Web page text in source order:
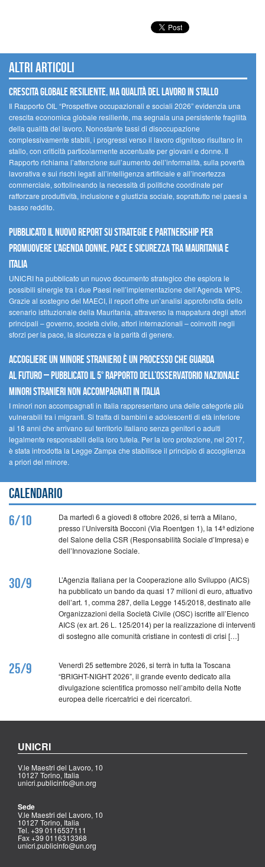
Altri articoli
Crescita globale resiliente, ma qualità del lavoro in stallo
Il Rapporto OIL “Prospettive occupazionali e sociali 2026” evidenzia una
crescita economica globale resiliente, ma segnala una persistente fragilità
della qualità del lavoro. Nonostante tassi di disoccupazione
complessivamente stabili, i progressi verso il lavoro dignitoso risultano in
stallo, con criticità particolarmente accentuate per giovani e donne. Il
Rapporto richiama l’attenzione sull’aumento dell’informalità, sulla povertà
lavorativa e sui rischi legati all’intelligenza artificiale e all’incertezza
commerciale, sottolineando la necessità di politiche coordinate per
rafforzare produttività, inclusione e giustizia sociale, soprattutto nei paesi a
basso reddito.
Pubblicato il nuovo report su strategie e partnership per
promuovere l’Agenda Donne, Pace e Sicurezza tra Mauritania e
Italia
UNICRI ha pubblicato un nuovo documento strategico che esplora le
possibili sinergie tra i due Paesi nell’implementazione dell’Agenda WPS.
Grazie al sostegno del MAECI, il report offre un’analisi approfondita dello
scenario istituzionale della Mauritania, attraverso la mappatura degli attori
principali – governo, società civile, attori internazionali – coinvolti negli
sforzi per la pace, la sicurezza e la parità di genere.
Accogliere un minore straniero è un processo che guarda
al futuro – Pubblicato il 5° rapporto dell’Osservatorio Nazionale
Minori Stranieri Non Accompagnati in Italia
I minori non accompagnati in Italia rappresentano una delle categorie più
vulnerabili tra i migranti. Si tratta di bambini e adolescenti di età inferiore
ai 18 anni che arrivano sul territorio italiano senza genitori o adulti
legalmente responsabili della loro tutela. Per la loro protezione, nel 2017,
è stata introdotta la Legge Zampa che stabilisce il principio di accoglienza
a priori del minore.
Calendario
6/10
Da martedì 6 a giovedì 8 ottobre 2026, si terrà a Milano,
presso l’Università Bocconi (Via Roentgen 1), la 14ª edizione
del Salone della CSR (Responsabilità Sociale d’Impresa) e
dell’Innovazione Sociale.
30/9
L’Agenzia Italiana per la Cooperazione allo Sviluppo (AICS)
ha pubblicato un bando da quasi 17 milioni di euro, attuativo
dell’art. 1, comma 287, della Legge 145/2018, destinato alle
Organizzazioni della Società Civile (OSC) iscritte all’Elenco
AICS (ex art. 26 L. 125/2014) per la realizzazione di interventi
di sostegno alle comunità cristiane in contesti di crisi […]
25/9
Venerdì 25 settembre 2026, si terrà in tutta la Toscana
“BRIGHT-NIGHT 2026”, il grande evento dedicato alla
divulgazione scientifica promosso nell’ambito della Notte
europea delle ricercatrici e dei ricercatori.
UNICRI
V.le Maestri del Lavoro, 10
10127 Torino, Italia
unicri.publicinfo@un.org
Sede
V.le Maestri del Lavoro, 10
10127 Torino, Italia
Tel. +39 0116537111
Fax +39 0116313368
unicri.publicinfo@un.org